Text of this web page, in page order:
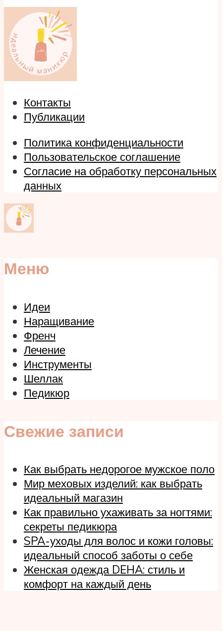
Контакты
Публикации
Политика конфиденциальности
Пользовательское соглашение
Согласие на обработку персональных
данных
Меню
Идеи
Наращивание
Френч
Лечение
Инструменты
Шеллак
Педикюр
Свежие записи
Как выбрать недорогое мужское поло
Мир меховых изделий: как выбрать
идеальный магазин
Как правильно ухаживать за ногтями:
секреты педикюра
SPA-уходы для волос и кожи головы:
идеальный способ заботы о себе
Женская одежда DEHA: стиль и
комфорт на каждый день